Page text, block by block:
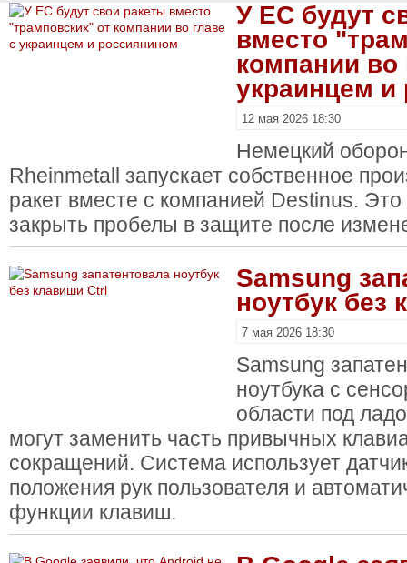
У ЕС будут
вместо
компании во
украинцем и
12 мая 2026 18:30
Немецкий
Rheinmetall запускает собственное
ракет вместе с компанией Destinus.
закрыть пробелы в защите после
Samsung
ноутбук без
7 мая 2026 18:30
Samsung
ноутбука с
области под
могут заменить часть привычных
сокращений. Система использует
положения рук пользователя и
функции клавиш.